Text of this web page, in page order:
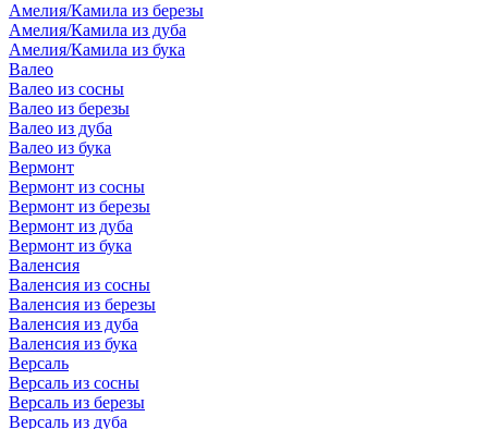
Амелия/Камила из березы
Амелия/Камила из дуба
Амелия/Камила из бука
Валео
Валео из сосны
Валео из березы
Валео из дуба
Валео из бука
Вермонт
Вермонт из сосны
Вермонт из березы
Вермонт из дуба
Вермонт из бука
Валенсия
Валенсия из сосны
Валенсия из березы
Валенсия из дуба
Валенсия из бука
Версаль
Версаль из сосны
Версаль из березы
Версаль из дуба